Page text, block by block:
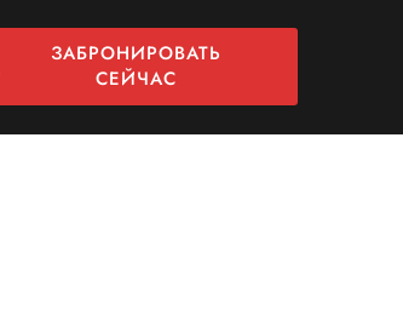
ЗАБРОНИРОВАТЬ
СЕЙЧАС